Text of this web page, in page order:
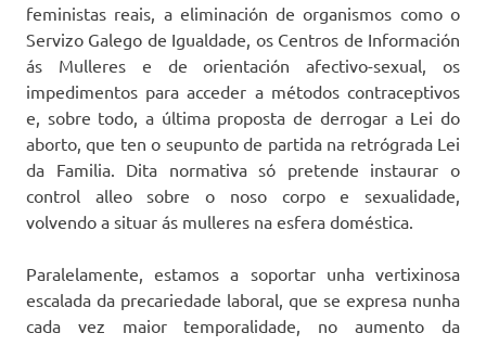
feministas reais, a eliminación de organismos como o
Servizo Galego de Igualdade, os Centros de Información
ás Mulleres e de orientación afectivo-sexual, os
impedimentos para acceder a métodos contraceptivos
e, sobre todo, a última proposta de derrogar a Lei do
aborto, que ten o seupunto de partida na retrógrada Lei
da Familia. Dita normativa só pretende instaurar o
control alleo sobre o noso corpo e sexualidade,
volvendo a situar ás mulleres na esfera doméstica.
Paralelamente, estamos a soportar unha vertixinosa
escalada da precariedade laboral, que se expresa nunha
cada vez maior temporalidade, no aumento da